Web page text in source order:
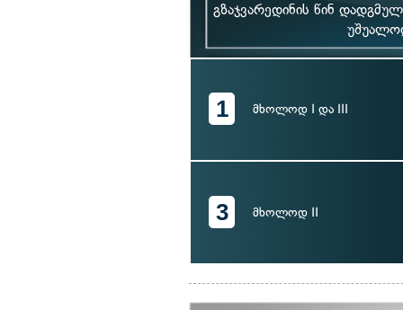
გზაჯვარედინის წინ
1 მხოლოდ I და III
3 მხოლოდ II